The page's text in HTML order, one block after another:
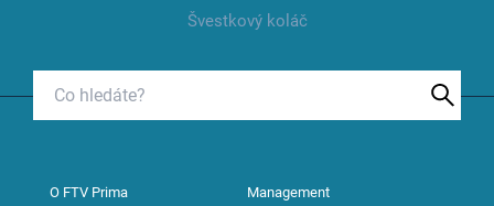
Švestkový koláč
O FTV Prima Management